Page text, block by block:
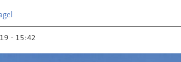
- 15:42